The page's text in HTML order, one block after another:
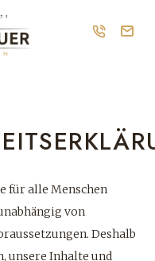
für alle Menschen
von
Deshalb
unsere Inhalte und